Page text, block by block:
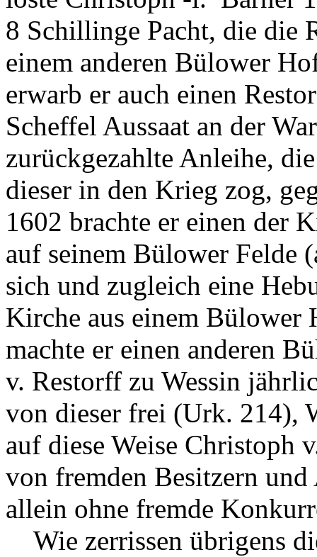
8 Schillinge Pacht, die die
einem anderen Bülower
erwarb er auch einen
Scheffel Aussaat an der
zurückgezahlte Anleihe,
dieser in den Krieg zog,
1602 brachte er einen der
auf seinem Bülower Felde
sich und zugleich eine
Kirche aus einem Bülower
machte er einen anderen
v. Restorff zu Wessin
von dieser frei (Urk. 214),
auf diese Weise Christoph
von fremden Besitzern und
allein ohne fremde
Wie zerrissen übrigens